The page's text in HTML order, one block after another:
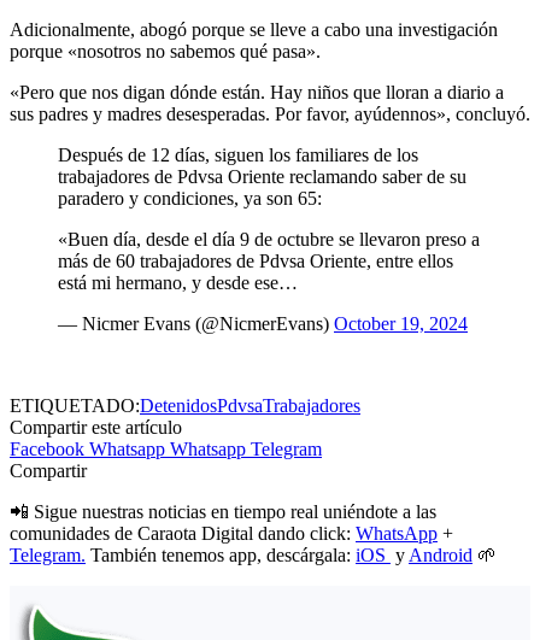
Adicionalmente, abogó porque se lleve a cabo una investigación
porque «nosotros no sabemos qué pasa».
«Pero que nos digan dónde están. Hay niños que lloran a diario a
sus padres y madres desesperadas. Por favor, ayúdennos», concluyó.
Después de 12 días, siguen los familiares de los
trabajadores de Pdvsa Oriente reclamando saber de su
paradero y condiciones, ya son 65:
«Buen día, desde el día 9 de octubre se llevaron preso a
más de 60 trabajadores de Pdvsa Oriente, entre ellos
está mi hermano, y desde ese…
— Nicmer Evans (@NicmerEvans) October 19, 2024
ETIQUETADO:DetenidosPdvsaTrabajadores
Compartir este artículo
Facebook Whatsapp Whatsapp Telegram
Compartir
📲 Sigue nuestras noticias en tiempo real uniéndote a las
comunidades de Caraota Digital dando click: WhatsApp +
Telegram. También tenemos app, descárgala: iOS y Android 🌱